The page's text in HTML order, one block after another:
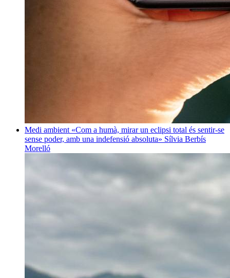
Medi ambient «Com a humà, mirar un eclipsi total és sentir-se
sense poder, amb una indefensió absoluta» Sílvia Berbís
Morelló